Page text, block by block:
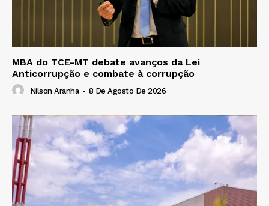
MBA do TCE-MT debate avanços da Lei
Anticorrupção e combate à corrupção
Nilson Aranha - 8 De Agosto De 2026